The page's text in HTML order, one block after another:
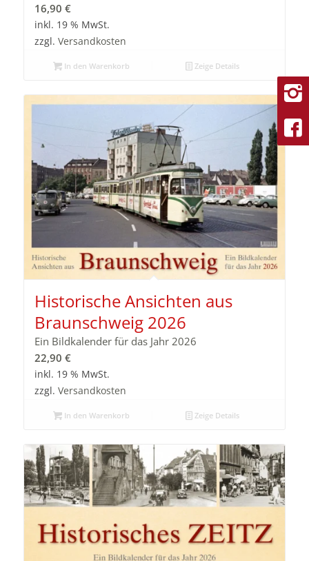
16,90 €
inkl. 19 % MwSt.
zzgl. Versandkosten
In den Warenkorb Zeige Details
Historische Ansichten aus
Braunschweig 2026
Ein Bildkalender für das Jahr 2026
22,90 €
inkl. 19 % MwSt.
zzgl. Versandkosten
In den Warenkorb Zeige Details